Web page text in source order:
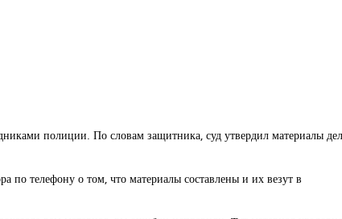
полиции. По словам защитника, суд утвердил материалы
по телефону о том, что материалы составлены и их везут в